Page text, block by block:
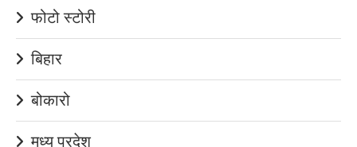
फोटो स्टोरी
बिहार
बोकारो
मध्य प्रदेश